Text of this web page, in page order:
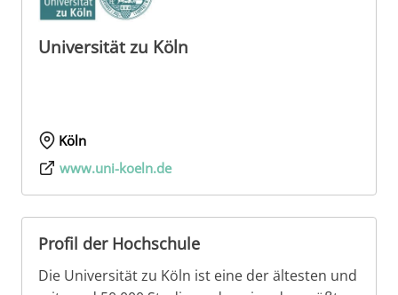
Universität zu Köln
Köln
www.uni-koeln.de
Profil der Hochschule
Die Universität zu Köln ist eine der ältesten und